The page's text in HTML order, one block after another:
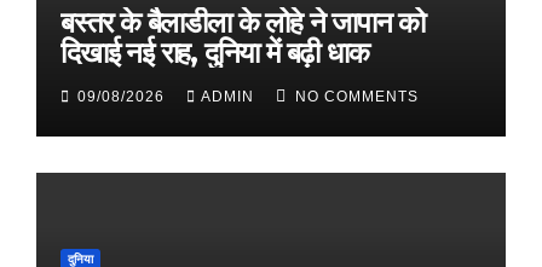
बस्तर के बैलाडीला के लोहे ने जापान को
दिखाई नई राह, दुनिया में बढ़ी धाक
09/08/2026 ADMIN NO COMMENTS
दुनिया